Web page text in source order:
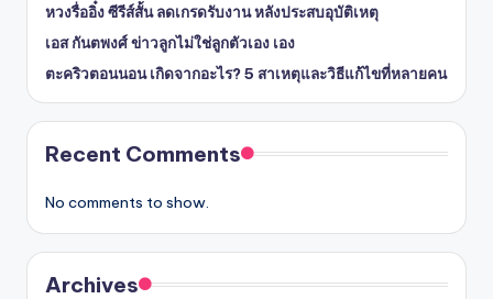
หวงรื่ออิ๋ง ซีรีส์สั้น ลดเกรดรับงาน หลังประสบอุบัติเหตุ
เอส กันตพงศ์ ข่าวลูกไม่ใช่ลูกตัวเอง เอง
ตะคริวตอนนอน เกิดจากอะไร? 5 สาเหตุและวิธีแก้ไขที่หลายคน
Recent Comments
No comments to show.
Archives